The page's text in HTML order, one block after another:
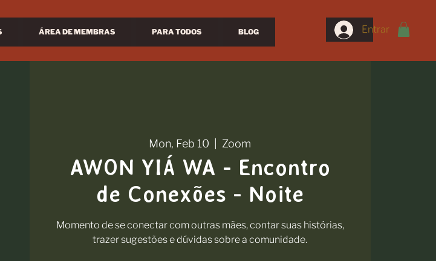
ÁREA DE MEMBRAS PARA TODOS BLOG Entrar
Mon, Feb 10 Zoom
AWON YIÁ WA - Encontro
de Conexões - Noite
Momento de se conectar com outras mães, contar suas histórias,
trazer sugestões e dúvidas sobre a comunidade.